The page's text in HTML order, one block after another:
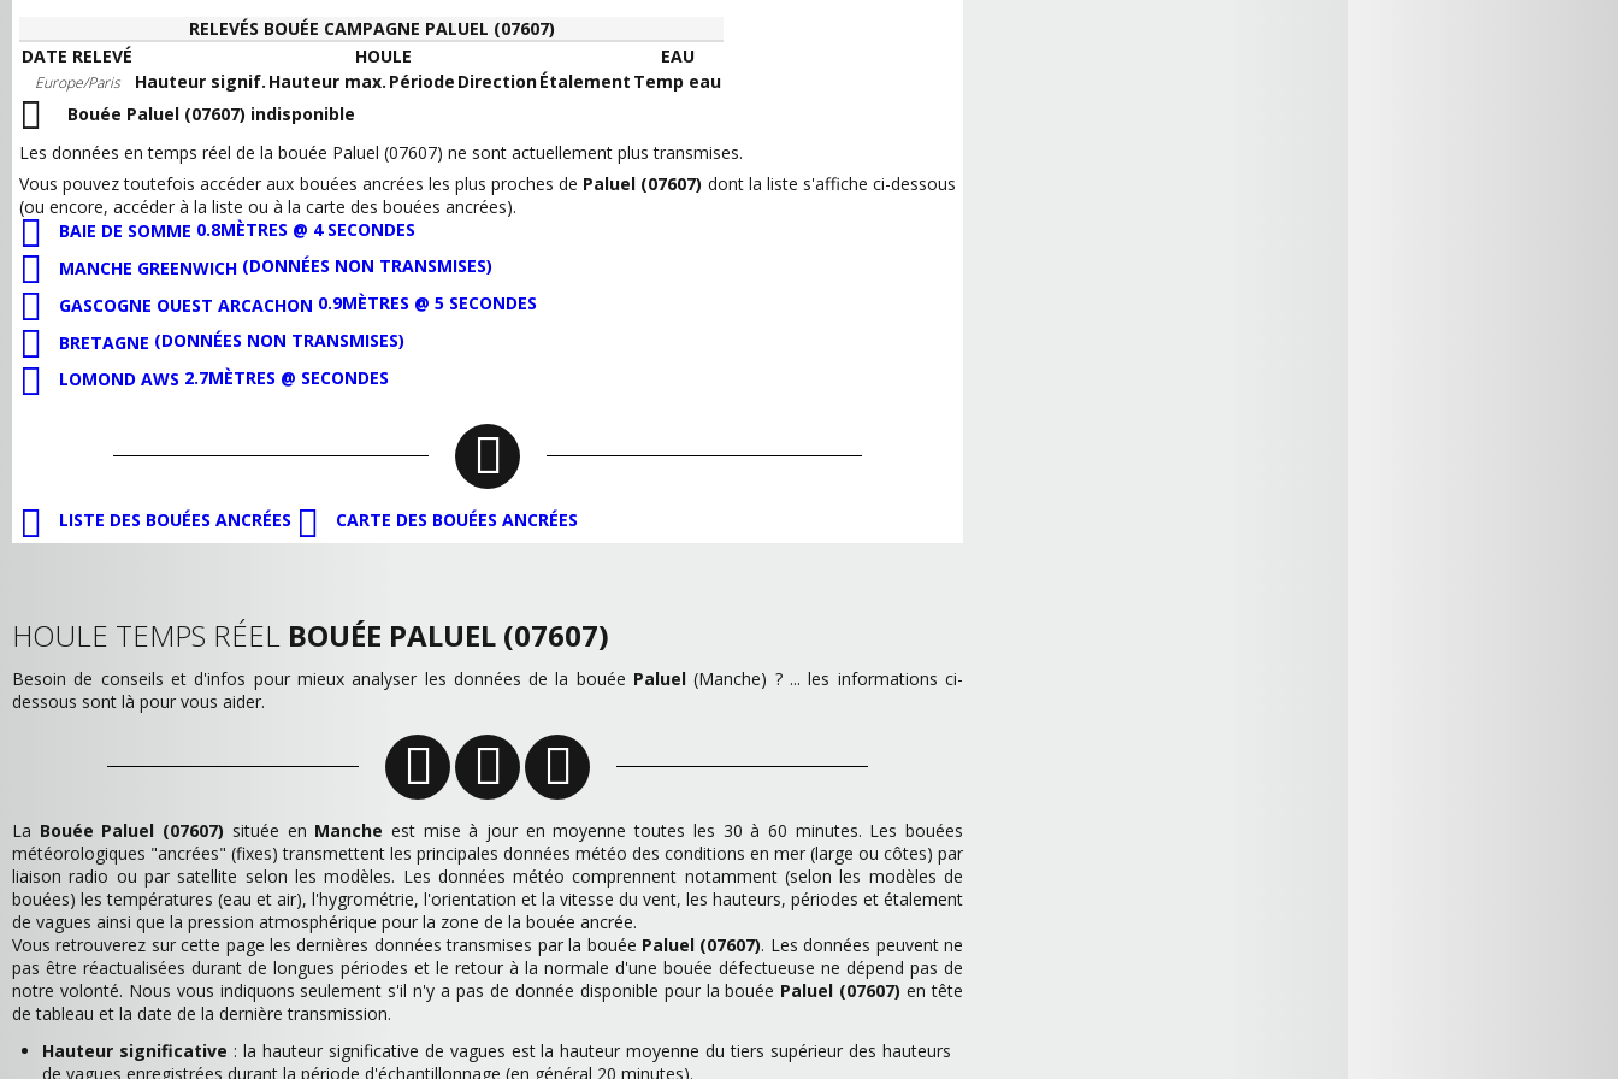
RELEVÉS BOUÉE CAMPAGNE PALUEL (07607)
DATE RELEVÉ
HOULE EAU
Europe/Paris Hauteur signif. Hauteur max. Période DirectionÉtalement Temp eau
Bouée Paluel (07607) indisponible
Les données en temps réel de la bouée Paluel (07607) ne sont actuellement plus transmises.
Vous pouvez toutefois accéder aux bouées ancrées les plus proches de Paluel (07607) dont la liste s'affiche ci-dessous
(ou encore, accéder à la liste ou à la carte des bouées ancrées).
BAIE DE SOMME 0.8MÈTRES @ 4 SECONDES
MANCHE GREENWICH (DONNÉES NON TRANSMISES)
GASCOGNE OUEST ARCACHON 0.9MÈTRES @ 5 SECONDES
BRETAGNE (DONNÉES NON TRANSMISES)
LOMOND AWS 2.7MÈTRES @ SECONDES
LISTE DES BOUÉES ANCRÉES CARTE DES BOUÉES ANCRÉES
HOULE TEMPS RÉEL BOUÉE PALUEL (07607)
Besoin de conseils et d'infos pour mieux analyser les données de la bouée Paluel (Manche) ? ... les informations ci-
dessous sont là pour vous aider.
La Bouée Paluel (07607) située en Manche est mise à jour en moyenne toutes les 30 à 60 minutes. Les bouées
météorologiques "ancrées" (fixes) transmettent les principales données météo des conditions en mer (large ou côtes) par
liaison radio ou par satellite selon les modèles. Les données météo comprennent notamment (selon les modèles de
bouées) les températures (eau et air), l'hygrométrie, l'orientation et la vitesse du vent, les hauteurs, périodes et étalement
de vagues ainsi que la pression atmosphérique pour la zone de la bouée ancrée.
Vous retrouverez sur cette page les dernières données transmises par la bouée Paluel (07607). Les données peuvent ne
pas être réactualisées durant de longues périodes et le retour à la normale d'une bouée défectueuse ne dépend pas de
notre volonté. Nous vous indiquons seulement s'il n'y a pas de donnée disponible pour la bouée Paluel (07607) en tête
de tableau et la date de la dernière transmission.
Hauteur significative : la hauteur significative de vagues est la hauteur moyenne du tiers supérieur des hauteurs
de vagues enregistrées durant la période d'échantillonnage (en général 20 minutes).